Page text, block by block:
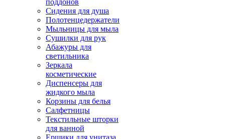
поддонов
Сидения для душа
Полотенцедержатели
Мыльницы для мыла
Сушилки для рук
Абажуры для
светильника
Зеркала
косметические
Диспенсеры для
жидкого мыла
Корзины для белья
Салфетницы
Текстильные шторки
для ванной
Ершики для унитаза